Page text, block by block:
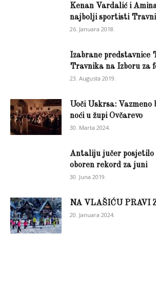
Kenan Vardalić i
najbolji sportisti
26. Januara 2018.
Izabrane predstavnice
Travnika na Izboru za
23. Augusta 2019.
Uoči Uskrsa: Vazmeno
noći u župi Ovčarevo
30. Marta 2024.
Antaliju jučer posjetilo
oboren rekord za juni
30. Juna 2019.
NA VLAŠIĆU PRAVI
20. Januara 2024.